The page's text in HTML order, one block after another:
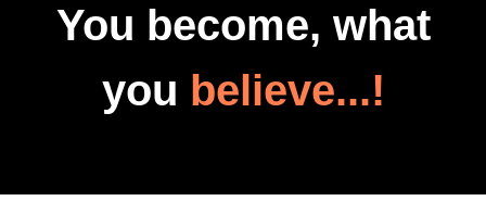
You become, what
you believe...!